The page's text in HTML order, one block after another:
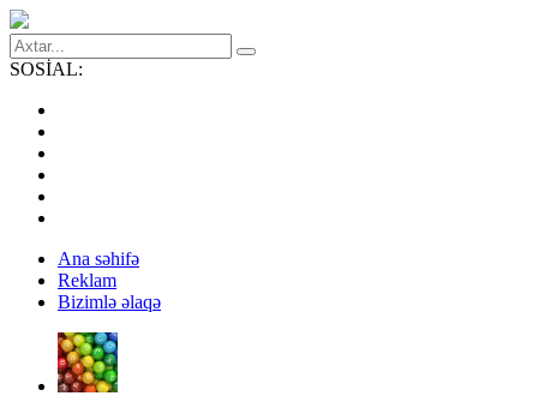
SOSİAL:
Ana səhifə
Reklam
Bizimlə əlaqə